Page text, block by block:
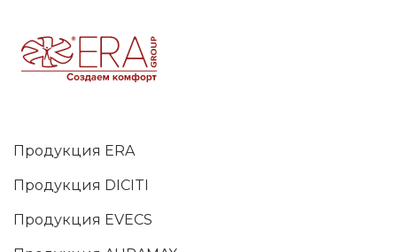
Продукция ERA
Продукция DICITI
Продукция EVECS